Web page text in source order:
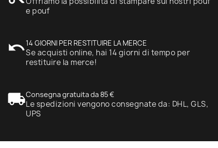
e pouf
undo14 GIORNI PER RESTITUIRE LA MERCE
Se acquisti online, hai 14 giorni di tempo per
restituire la merce!
local_shippingConsegna gratuita da 85 €
Le spedizioni vengono consegnate da: DHL, GLS,
UPS